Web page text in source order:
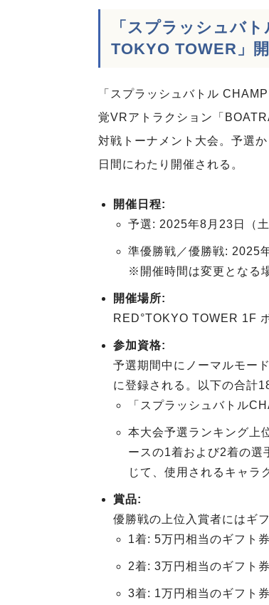
「スプラッシュバ
TOKYO TOWER」
「スプラッシュバトル
覚VRアトラクション「
対戦トーナメント大会。予選
日間にわたり開催される。
開催日程:
予選: 2025年8月23日（
準優勝戦／優勝戦: 2025
※開催時間は変更となる
開催場所:
RED°TOKYO TOWER 1F
参加資格:
予選期間中にノーマルモー
に登録される。以下の合計
「スプラッシュバトル
本大会予選ランキング上
ースの1着および2着の選
じて、使用されるキャラ
賞品:
優勝戦の上位入賞者にはギ
1着: 5万円相当のギフト券
2着: 3万円相当のギフト券
3着: 1万円相当のギフト券